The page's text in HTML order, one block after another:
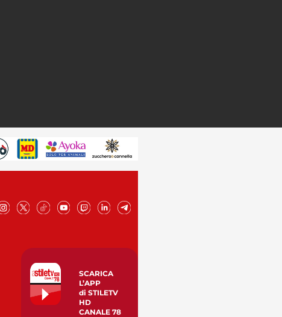
SCARICA
L’APP
di STILETV
HD
CANALE 78